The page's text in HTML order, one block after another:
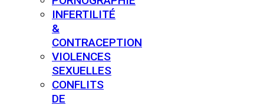
INFERTILITÉ
&
CONTRACEPTION
VIOLENCES
SEXUELLES
CONFLITS
DE